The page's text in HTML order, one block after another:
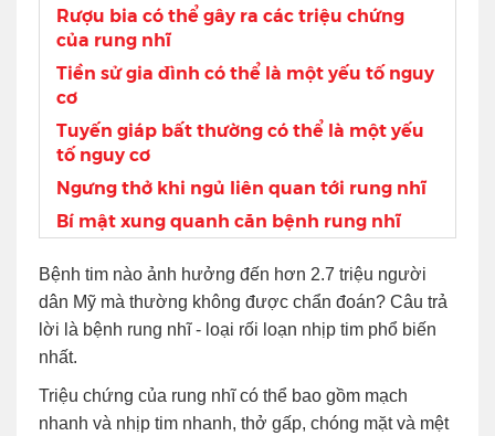
Rượu bia có thể gây ra các triệu chứng
của rung nhĩ
Tiền sử gia đình có thể là một yếu tố nguy
cơ
Tuyến giáp bất thường có thể là một yếu
tố nguy cơ
Ngưng thở khi ngủ liên quan tới rung nhĩ
Bí mật xung quanh căn bệnh rung nhĩ
Bệnh tim nào ảnh hưởng đến hơn 2.7 triệu người
dân Mỹ mà thường không được chẩn đoán? Câu trả
lời là bệnh rung nhĩ - loại rối loạn nhịp tim phổ biến
nhất.
Triệu chứng của rung nhĩ có thể bao gồm mạch
nhanh và nhịp tim nhanh, thở gấp, chóng mặt và mệt